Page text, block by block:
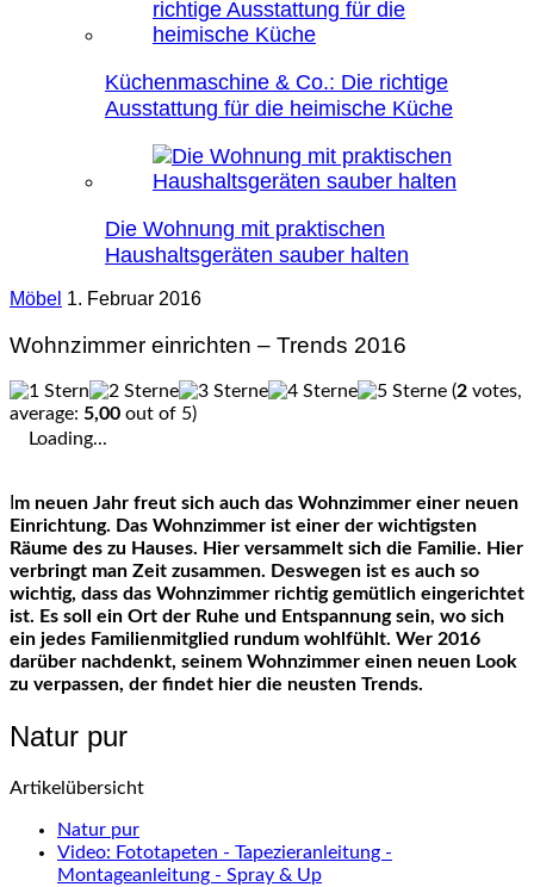
Küchenmaschine & Co.: Die richtige
Ausstattung für die heimische Küche
Die Wohnung mit praktischen
Haushaltsgeräten sauber halten
Möbel 1. Februar 2016
Wohnzimmer einrichten – Trends 2016
(2 votes,
average: 5,00 out of 5)
Loading...
Einrichtung. Das Wohnzimmer ist einer der wichtigsten
Räume des zu Hauses. Hier versammelt sich die Familie. Hier
verbringt man Zeit zusammen. Deswegen ist es auch so
wichtig, dass das Wohnzimmer richtig gemütlich eingerichtet
ist. Es soll ein Ort der Ruhe und Entspannung sein, wo sich
ein jedes Familienmitglied rundum wohlfühlt. Wer 2016
darüber nachdenkt, seinem Wohnzimmer einen neuen Look
zu verpassen, der findet hier die neusten Trends.
Natur pur
Artikelübersicht
Natur pur
Video: Fototapeten - Tapezieranleitung -
Montageanleitung - Spray & Up